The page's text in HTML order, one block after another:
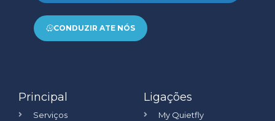
CONDUZIR ATE NÓS
Principal
Serviços
Ligações
My Quietfly